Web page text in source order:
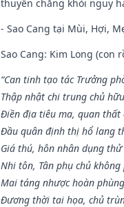
thuyền chẳng khỏi nguy
- Sao Cang tại Mùi, Hợi,
Sao Cang: Kim Long (con
“Can tinh tạo tác Trưởng
Thập nhật chi trung chủ
Điền địa tiêu ma, quan thất
Đầu quân định thị hổ lang
Giá thú, hôn nhân dụng thử
Nhi tôn, Tân phụ chủ không
Mai táng nhược hoàn
Đương thời tai họa, chủ